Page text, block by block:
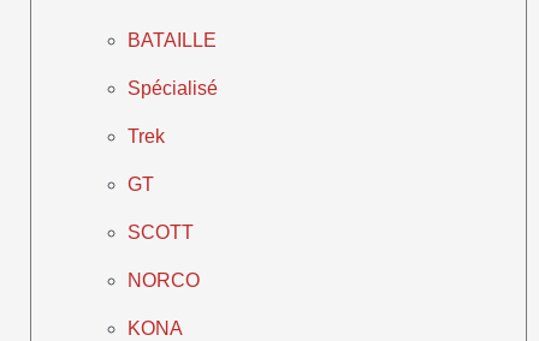
BATAILLE
Spécialisé
Trek
GT
SCOTT
NORCO
KONA